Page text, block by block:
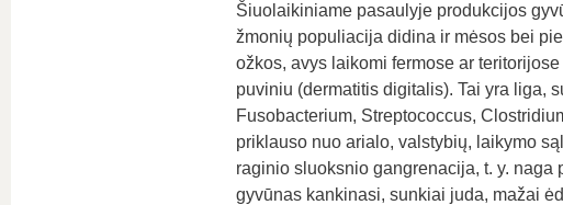
Šiuolaikiniame pasaulyje produkcijos
žmonių populiacija didina ir mėsos bei
ožkos, avys laikomi fermose ar
puviniu (dermatitis digitalis). Tai yra liga,
Fusobacterium, Streptococcus,
priklauso nuo arialo, valstybių, laikymo
raginio sluoksnio gangrenacija, t. y.
gyvūnas kankinasi, sunkiai juda, mažai